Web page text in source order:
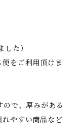
た）
をご利用頂けま
で、厚みがある
やすい商品など